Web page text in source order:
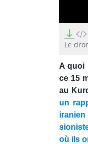
seconds
of
40
90%
Le
A quoi
ce 15
au
un
où ils